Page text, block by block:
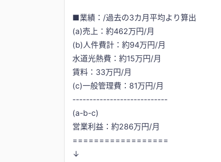
■業績：/過去の3カ月平均より算出
(a)売上：約462万円/月
(b)人件費計：約94万円/月
水道光熱費：約15万円/月
賃料：33万円/月
(c)一般管理費：81万円/月
----------------------------
(a-b-c)
営業利益：約286万円/月
==================
↓